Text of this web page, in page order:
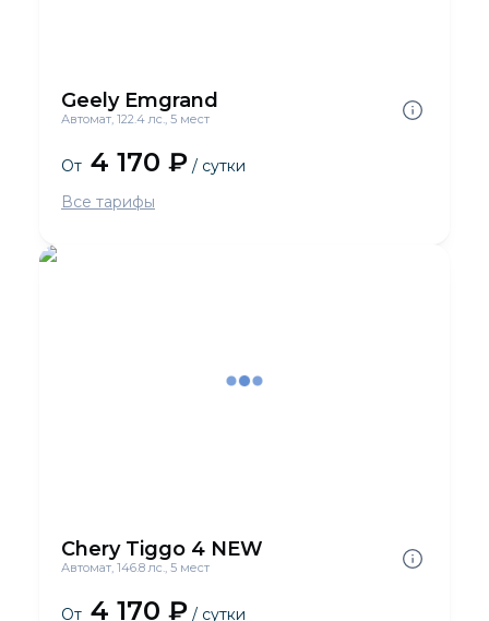
Geely Emgrand
Автомат, 122.4 лс., 5 мест
От 4 170 ₽ / сутки
Все тарифы
Chery Tiggo 4 NEW
Автомат, 146.8 лс., 5 мест
От 4 170 ₽ / сутки